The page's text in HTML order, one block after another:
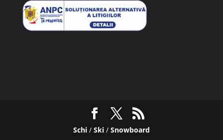
Schi/ Ski/ Snowboard